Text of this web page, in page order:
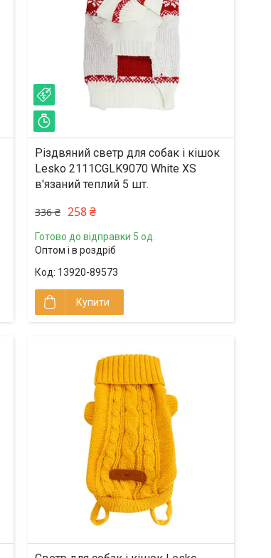
Різдвяний светр для собак і кішок
Lesko 2111CGLK9070 White XS
в'язаний теплий 5 шт.
336 ₴ 258 ₴
Готово до відправки 5 од.
Оптом і в роздріб
13920-89573
Купити